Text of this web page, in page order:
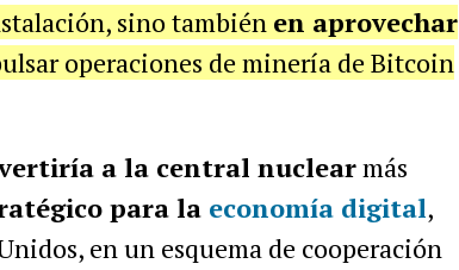
sino también en aprovechar
operaciones de minería de Bitcoin
a la central nuclearmás
para la economía digital,
en un esquema de cooperación